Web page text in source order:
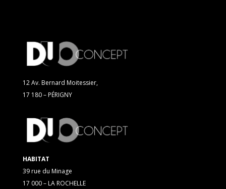
12 Av. Bernard Moitessier,
17 180 – PÉRIGNY
HABITAT
39 rue du Minage
17 000 – LA ROCHELLE